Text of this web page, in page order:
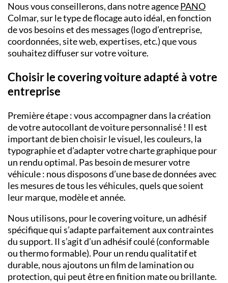
Nous vous conseillerons, dans notreagencePANO
Colmar,sur le type deflocage autoidéal, en fonction
de vos besoins et des messages (logo d’entreprise,
coordonnées, site web, expertises, etc.) que vous
souhaitez diffuser sur votre voiture.
Choisir le covering voiture adapté à votre
entreprise
Première étape : vous accompagner dans la création
de votreautocollant de voiture personnalisé ! Il est
important de bien choisir le visuel, les couleurs, la
typographie et d’adapter votre charte graphique pour
un rendu optimal. Pas besoin de mesurer votre
véhicule : nous disposons d’une base de données avec
les mesures de tous les véhicules, quels que soient
leur marque, modèle et année.
Nous utilisons, pour lecovering voiture, un adhésif
spécifique qui s’adapte parfaitement aux contraintes
du support. Il s’agit d’unadhésif coulé(conformable
ou thermo formable). Pour un rendu qualitatif et
durable, nous ajoutons unfilm de laminationou
protection, qui peut être en finition mate ou brillante.